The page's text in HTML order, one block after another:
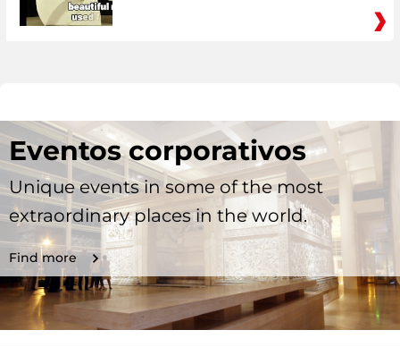
Eventos corporativos
Unique events in some of the most
extraordinary places in the world.
Find more